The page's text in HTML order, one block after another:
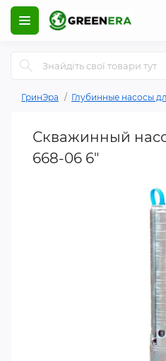
ГринЭра Глубинные насосы
Скважинный
668-06 6"